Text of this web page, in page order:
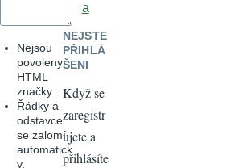
Nejsou
povoleny
HTML
značky.
Řádky a
odstavce
se zalomí
automatick
y.
a
NEJSTE
PŘIHLÁ
ŠENI
Když se
zaregistr
ujete a
přihlásíte